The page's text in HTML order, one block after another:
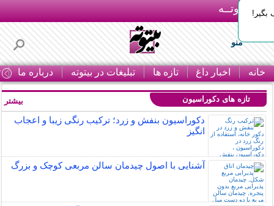
بـیتوتــه
منو
خانه اخبار داغ تازه ها تبلیغات در بیتوته درباره ما
تازه های دکوراسیون
دکوراسیون بنفش و زرد؛ ترکیب رنگی زیبا و اعجاب
انگیز
آشنایی با اصول چیدمان سالن مربعی کوچک و بزرگ
بیشتر